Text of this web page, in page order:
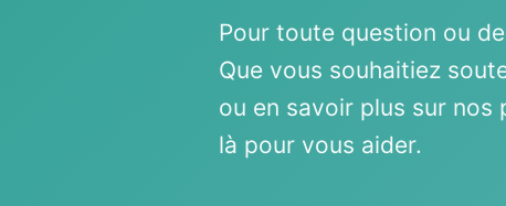
Pour toute question ou
Que vous souhaitiez
ou en savoir plus sur
là pour vous aider.